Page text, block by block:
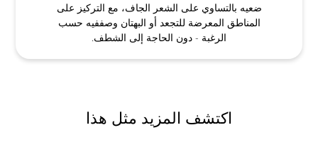
ضعيه بالتساوي على الشعر الجاف، مع التركيز على
المناطق المعرضة للتجعد أو البهتان وصففيه حسب
الرغبة - دون الحاجة إلى الشطف.
اكتشف المزيد مثل هذا